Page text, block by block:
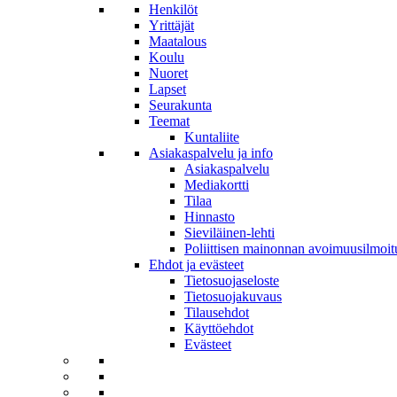
Henkilöt
Yrittäjät
Maatalous
Koulu
Nuoret
Lapset
Seurakunta
Teemat
Kuntaliite
Asiakaspalvelu ja info
Asiakaspalvelu
Mediakortti
Tilaa
Hinnasto
Sieviläinen-lehti
Poliittisen mainonnan
Ehdot ja evästeet
Tietosuojaseloste
Tietosuojakuvaus
Tilausehdot
Käyttöehdot
Evästeet